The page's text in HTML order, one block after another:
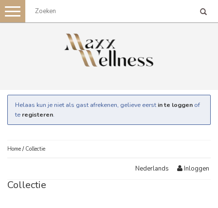
Toggle
navigation
Helaas kun je niet als gast afrekenen, gelieve eerst in te loggen of
te registeren.
Home / Collectie
Nederlands Inloggen
Collectie